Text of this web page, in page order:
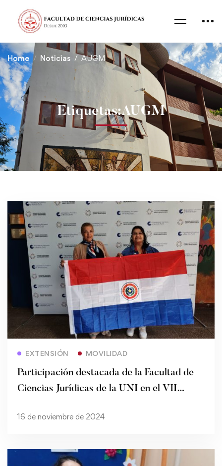
Home Noticias AUGM
Etiquetas:AUGM
EXTENSIÓN MOVILIDAD
Participación destacada de la Facultad de
Ciencias Jurídicas de la UNI en el VII
16 de noviembre de 2024